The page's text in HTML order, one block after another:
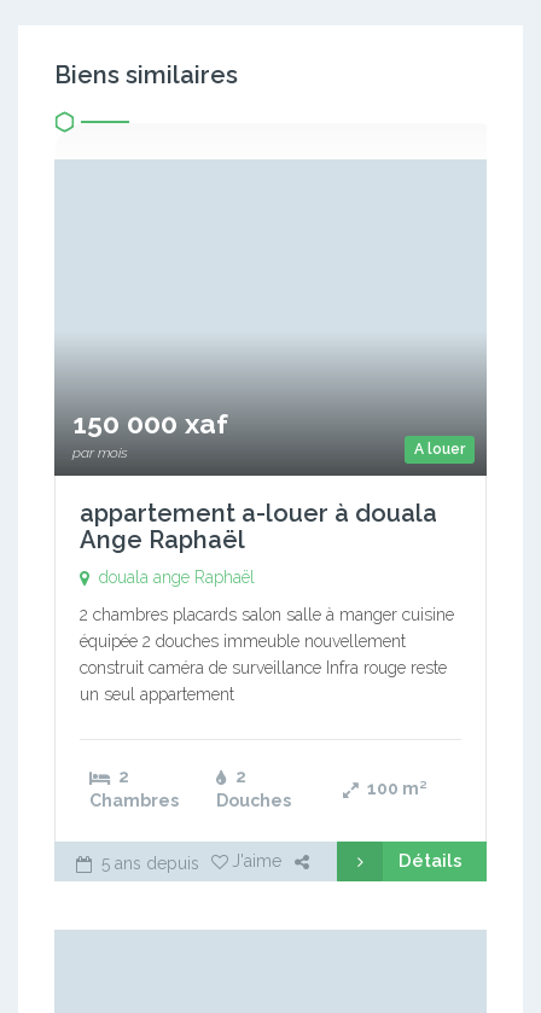
Biens similaires
A louer
150 000 xaf
par mois
appartement a-louer à douala
Ange Raphaël
douala ange Raphaël
2 chambres placards salon salle à manger cuisine
équipée 2 douches immeuble nouvellement
construit caméra de surveillance Infra rouge reste
un seul appartement
2
Chambres
2
Douches
100 m²
5 ans depuis J'aime Détails